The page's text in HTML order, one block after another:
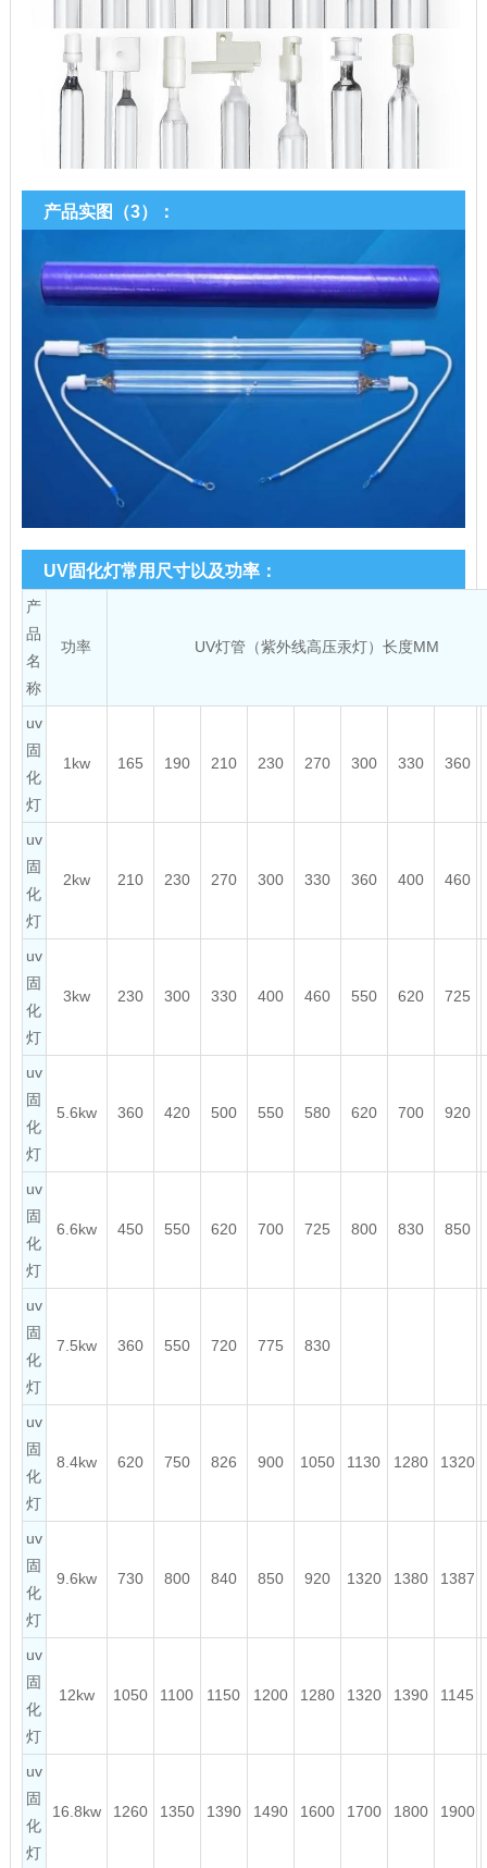
产品实图（3）：
UV固化灯常用尺寸以及功率：
产
品
名
称
功率 UV灯管（紫外线高压汞灯）长度MM
uv
固
化
灯
1kw 165 190 210 230 270 300 330 360
uv
固
化
灯
2kw 210 230 270 300 330 360 400 460
uv
固
化
灯
3kw 230 300 330 400 460 550 620 725
uv
固
化
灯
5.6kw 360 420 500 550 580 620 700 920
uv
固
化
灯
6.6kw 450 550 620 700 725 800 830 850
uv
固
化
灯
7.5kw 360 550 720 775 830
uv
固
化
灯
8.4kw 620 750 826 900 1050 1130 1280 1320
uv
固
化
灯
9.6kw 730 800 840 850 920 1320 1380 1387
uv
固
化
灯
12kw 1050 1100 1150 1200 1280 1320 1390 1145
uv
固
化
灯
16.8kw 1260 1350 1390 1490 1600 1700 1800 1900